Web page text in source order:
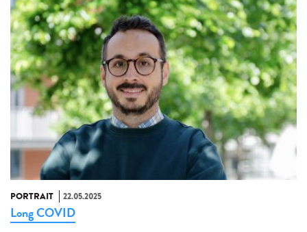
PORTRAIT 22.05.2025
Long COVID